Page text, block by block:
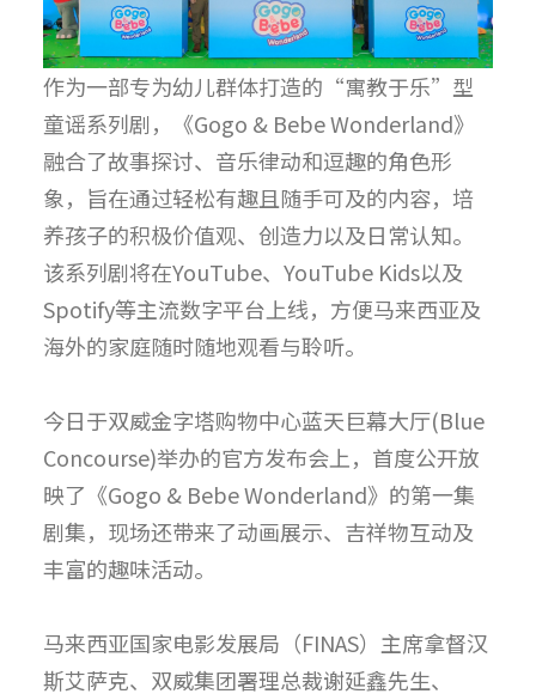
作为一部专为幼儿群体打造的“寓教于乐”型
童谣系列剧，《Gogo & Bebe Wonderland》
融合了故事探讨、音乐律动和逗趣的角色形
象，旨在通过轻松有趣且随手可及的内容，培
养孩子的积极价值观、创造力以及日常认知。
该系列剧将在YouTube、YouTube Kids以及
Spotify等主流数字平台上线，方便马来西亚及
海外的家庭随时随地观看与聆听。
今日于双威金字塔购物中心蓝天巨幕大厅(Blue
Concourse)举办的官方发布会上，首度公开放
映了《Gogo & Bebe Wonderland》的第一集
剧集，现场还带来了动画展示、吉祥物互动及
丰富的趣味活动。
马来西亚国家电影发展局（FINAS）主席拿督汉
斯艾萨克、双威集团署理总裁谢延鑫先生、